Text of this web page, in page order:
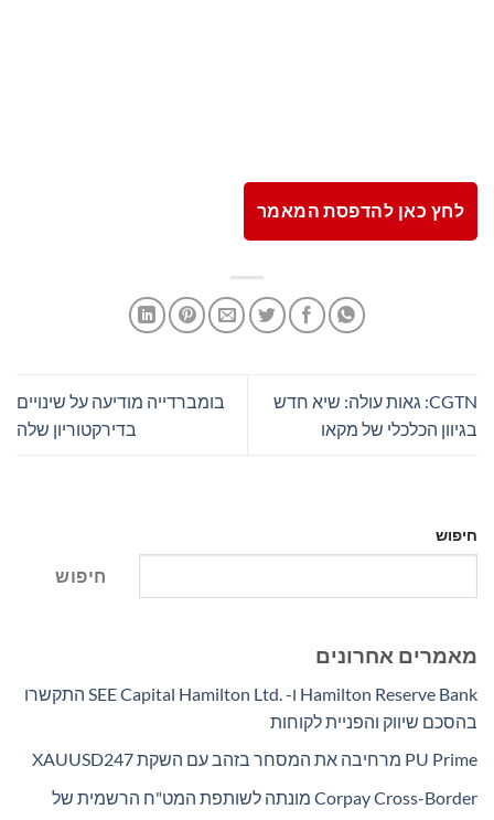
לחץ כאן להדפסת המאמר
CGTN: גאות עולה: שיא חדש
בגיוון הכלכלי של מקאו
בומברדייה מודיעה על שינויים
בדירקטוריון שלה
חיפוש
חיפוש
מאמרים אחרונים
Hamilton Reserve Bank ו- SEE Capital Hamilton Ltd.‎ התקשרו
בהסכם שיווק והפניית לקוחות
PU Prime מרחיבה את המסחר בזהב עם השקת XAUUSD247
Corpay Cross-Border מונתה לשותפת המט"ח הרשמית של